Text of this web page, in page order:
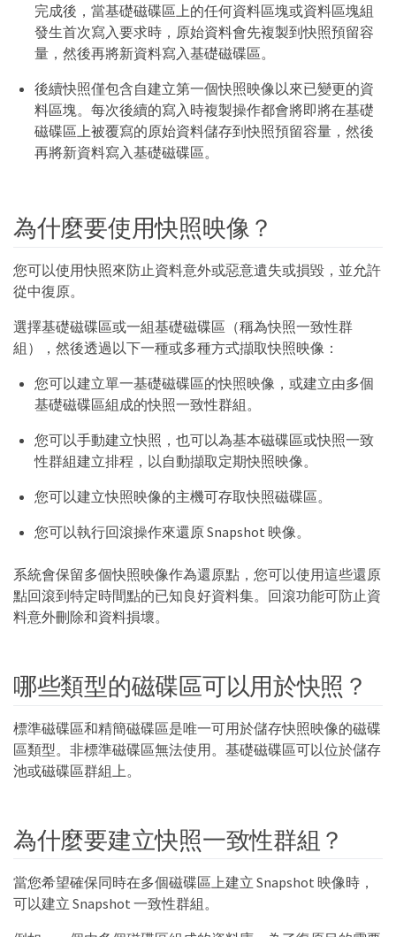
完成後，當基礎磁碟區上的任何資料區塊或資料區塊組
發生首次寫入要求時，原始資料會先複製到快照預留容
量，然後再將新資料寫入基礎磁碟區。
後續快照僅包含自建立第一個快照映像以來已變更的資
料區塊。每次後續的寫入時複製操作都會將即將在基礎
磁碟區上被覆寫的原始資料儲存到快照預留容量，然後
再將新資料寫入基礎磁碟區。
為什麼要使用快照映像？
您可以使用快照來防止資料意外或惡意遺失或損毀，並允許
從中復原。
選擇基礎磁碟區或一組基礎磁碟區（稱為快照一致性群
組），然後透過以下一種或多種方式擷取快照映像：
您可以建立單一基礎磁碟區的快照映像，或建立由多個
基礎磁碟區組成的快照一致性群組。
您可以手動建立快照，也可以為基本磁碟區或快照一致
性群組建立排程，以自動擷取定期快照映像。
您可以建立快照映像的主機可存取快照磁碟區。
您可以執行回滾操作來還原 Snapshot 映像。
系統會保留多個快照映像作為還原點，您可以使用這些還原
點回滾到特定時間點的已知良好資料集。回滾功能可防止資
料意外刪除和資料損壞。
哪些類型的磁碟區可以用於快照？
標準磁碟區和精簡磁碟區是唯一可用於儲存快照映像的磁碟
區類型。非標準磁碟區無法使用。基礎磁碟區可以位於儲存
池或磁碟區群組上。
為什麼要建立快照一致性群組？
當您希望確保同時在多個磁碟區上建立 Snapshot 映像時，
可以建立 Snapshot 一致性群組。